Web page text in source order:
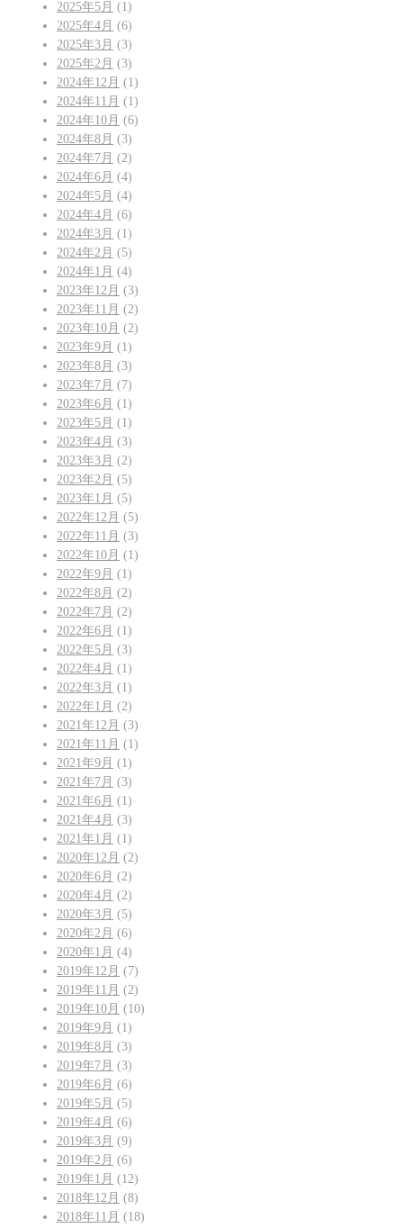
2025年5月 (1)
2025年4月 (6)
2025年3月 (3)
2025年2月 (3)
2024年12月 (1)
2024年11月 (1)
2024年10月 (6)
2024年8月 (3)
2024年7月 (2)
2024年6月 (4)
2024年5月 (4)
2024年4月 (6)
2024年3月 (1)
2024年2月 (5)
2024年1月 (4)
2023年12月 (3)
2023年11月 (2)
2023年10月 (2)
2023年9月 (1)
2023年8月 (3)
2023年7月 (7)
2023年6月 (1)
2023年5月 (1)
2023年4月 (3)
2023年3月 (2)
2023年2月 (5)
2023年1月 (5)
2022年12月 (5)
2022年11月 (3)
2022年10月 (1)
2022年9月 (1)
2022年8月 (2)
2022年7月 (2)
2022年6月 (1)
2022年5月 (3)
2022年4月 (1)
2022年3月 (1)
2022年1月 (2)
2021年12月 (3)
2021年11月 (1)
2021年9月 (1)
2021年7月 (3)
2021年6月 (1)
2021年4月 (3)
2021年1月 (1)
2020年12月 (2)
2020年6月 (2)
2020年4月 (2)
2020年3月 (5)
2020年2月 (6)
2020年1月 (4)
2019年12月 (7)
2019年11月 (2)
2019年10月 (10)
2019年9月 (1)
2019年8月 (3)
2019年7月 (3)
2019年6月 (6)
2019年5月 (5)
2019年4月 (6)
2019年3月 (9)
2019年2月 (6)
2019年1月 (12)
2018年12月 (8)
2018年11月 (18)